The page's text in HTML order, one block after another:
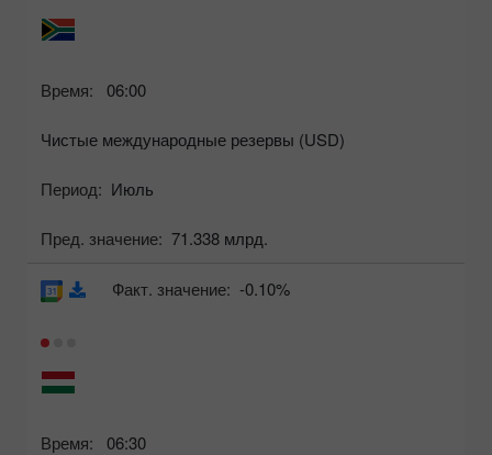
Время: 06:00
Чистые международные резервы (USD)
Период: Июль
Пред. значение: 71.338 млрд.
Время: 06:30
Факт. значение: -0.10%